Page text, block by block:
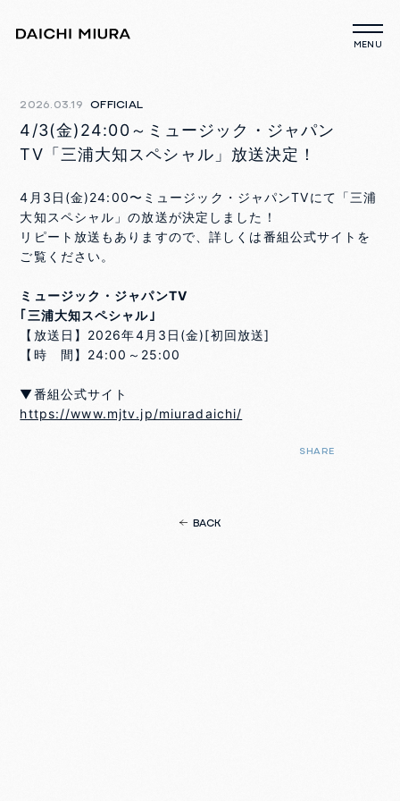
2026.03.19 OFFICIAL
4/3(金)24:00～ミュージック・ジャパン
TV「三浦大知スペシャル」放送決定！
4月3日(金)24:00〜ミュージック・ジャパンTVにて「三浦
大知スペシャル」の放送が決定しました！
リピート放送もありますので、詳しくは番組公式サイトを
ご覧ください。
ミュージック・ジャパンTV
｢三浦大知スペシャル｣
【放送日】2026年4月3日(金)[初回放送]
【時 間】24:00～25:00
▼番組公式サイト
https://www.mjtv.jp/miuradaichi/
SHARE
BACK